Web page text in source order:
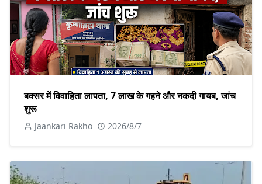
बक्सर में विवाहिता लापता, 7 लाख के गहने और नकदी गायब, जांच
शुरू
Jaankari Rakho 2026/8/7